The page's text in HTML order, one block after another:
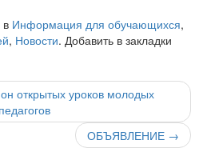
в Информация для обучающихся,
, Новости. Добавить в закладки
открытых уроков молодых
педагогов
ОБЪЯВЛЕНИЕ →